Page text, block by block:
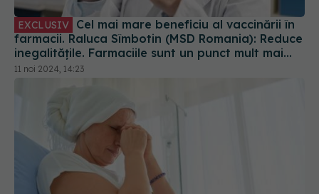
EXCLUSIV
farmacii. Raluca Sîmbotin (MSD Romania): Reduce
inegalitățile. Farmaciile sunt un punct mult mai
convenabil pentru vaccinare
11 noi 2024, 14:23